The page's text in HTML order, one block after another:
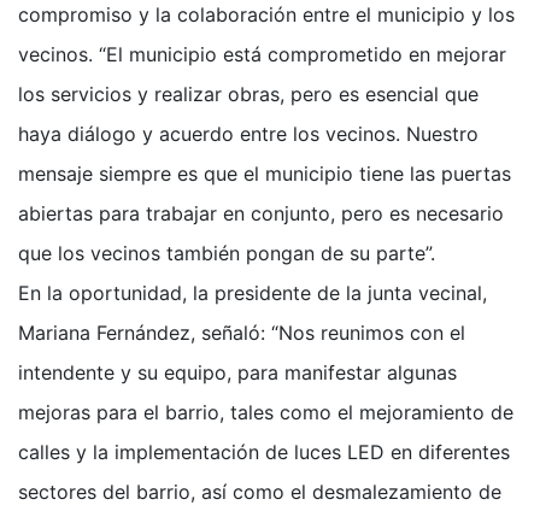
compromiso y la colaboración entre el municipio y los
vecinos. “El municipio está comprometido en mejorar
los servicios y realizar obras, pero es esencial que
haya diálogo y acuerdo entre los vecinos. Nuestro
mensaje siempre es que el municipio tiene las puertas
abiertas para trabajar en conjunto, pero es necesario
que los vecinos también pongan de su parte”.
En la oportunidad, la presidente de la junta vecinal,
Mariana Fernández, señaló: “Nos reunimos con el
intendente y su equipo, para manifestar algunas
mejoras para el barrio, tales como el mejoramiento de
calles y la implementación de luces LED en diferentes
sectores del barrio, así como el desmalezamiento de